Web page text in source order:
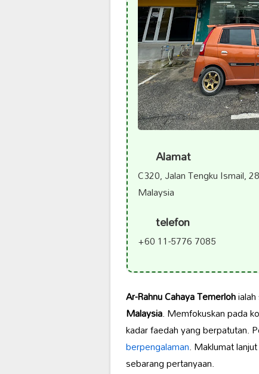
Alamat
C320, Jalan Tengku Ismail,
Malaysia
telefon
+60 11-5776 7085
Ar-Rahnu Cahaya Temerlohialah
Malaysia. Memfokuskan pada
kadar faedah yang berpatutan.
berpengalaman. Maklumat
sebarang pertanyaan.